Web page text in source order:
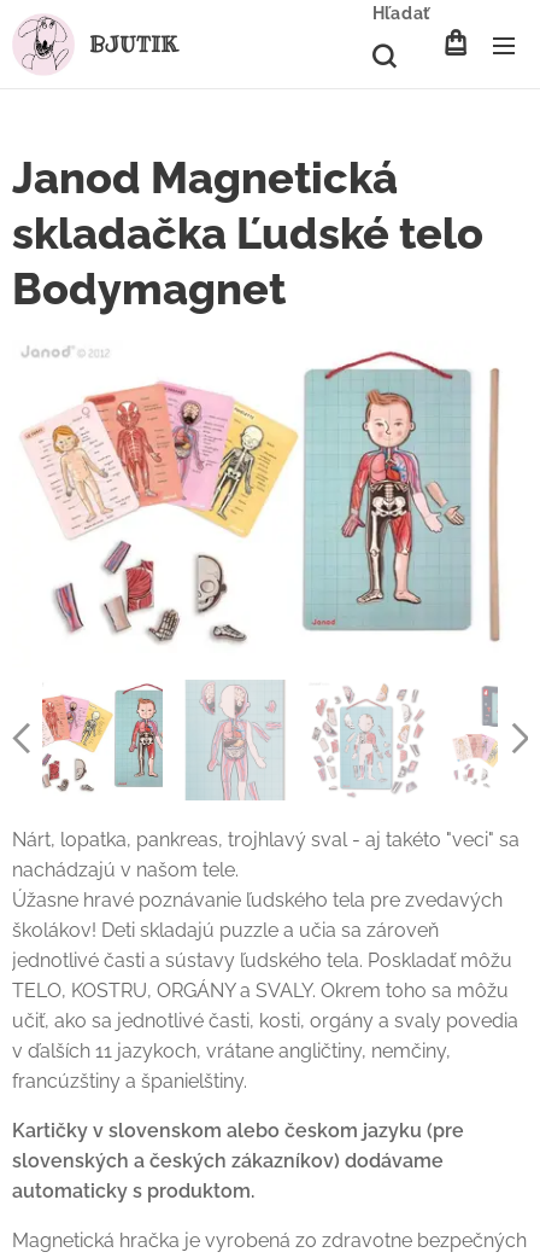
BJUTIK
Hľadať
Janod Magnetická
skladačka Ľudské telo
Bodymagnet
Nárt, lopatka, pankreas, trojhlavý sval - aj takéto "veci" sa
nachádzajú v našom tele.
Úžasne hravé poznávanie ľudského tela pre zvedavých
školákov! Deti skladajú puzzle a učia sa zároveň
jednotlivé časti a sústavy ľudského tela. Poskladať môžu
TELO, KOSTRU, ORGÁNY a SVALY. Okrem toho sa môžu
učiť, ako sa jednotlivé časti, kosti, orgány a svaly povedia
v ďalších 11 jazykoch, vrátane angličtiny, nemčiny,
francúzštiny a španielštiny.
Kartičky v slovenskom alebo českom jazyku (pre
slovenských a českých zákazníkov) dodávame
automaticky s produktom.
Magnetická hračka je vyrobená zo zdravotne bezpečných